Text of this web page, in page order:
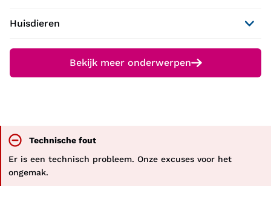
Huisdieren
Bekijk meer onderwerpen
Technische fout
Er is een technisch probleem. Onze excuses voor het
ongemak.